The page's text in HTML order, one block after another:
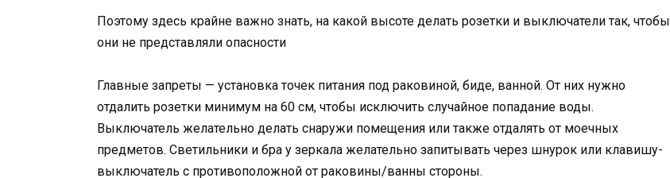
Поэтому здесь крайне важно знать, на какой высоте делать розетки и выключатели так, чтобы
они не представляли опасности
Главные запреты — установка точек питания под раковиной, биде, ванной. От них нужно
отдалить розетки минимум на 60 см, чтобы исключить случайное попадание воды.
Выключатель желательно делать снаружи помещения или также отдалять от моечных
предметов. Светильники и бра у зеркала желательно запитывать через шнурок или клавишу-
выключатель с противоположной от раковины/ванны стороны.